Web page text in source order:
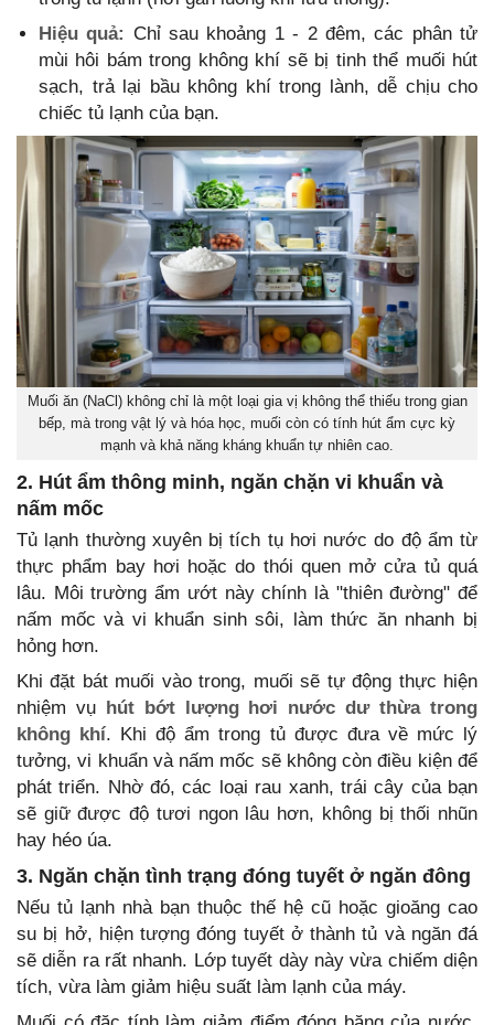
Hiệu quả: Chỉ sau khoảng 1 - 2 đêm, các phân tử
mùi hôi bám trong không khí sẽ bị tinh thể muối hút
sạch, trả lại bầu không khí trong lành, dễ chịu cho
chiếc tủ lạnh của bạn.
Muối ăn (NaCl) không chỉ là một loại gia vị không thể thiếu trong gian
bếp, mà trong vật lý và hóa học, muối còn có tính hút ẩm cực kỳ
mạnh và khả năng kháng khuẩn tự nhiên cao.
2. Hút ẩm thông minh, ngăn chặn vi khuẩn và
nấm mốc
Tủ lạnh thường xuyên bị tích tụ hơi nước do độ ẩm từ
thực phẩm bay hơi hoặc do thói quen mở cửa tủ quá
lâu. Môi trường ẩm ướt này chính là "thiên đường" để
nấm mốc và vi khuẩn sinh sôi, làm thức ăn nhanh bị
hỏng hơn.
Khi đặt bát muối vào trong, muối sẽ tự động thực hiện
nhiệm vụ hút bớt lượng hơi nước dư thừa trong
không khí. Khi độ ẩm trong tủ được đưa về mức lý
tưởng, vi khuẩn và nấm mốc sẽ không còn điều kiện để
phát triển. Nhờ đó, các loại rau xanh, trái cây của bạn
sẽ giữ được độ tươi ngon lâu hơn, không bị thối nhũn
hay héo úa.
3. Ngăn chặn tình trạng đóng tuyết ở ngăn đông
Nếu tủ lạnh nhà bạn thuộc thế hệ cũ hoặc gioăng cao
su bị hở, hiện tượng đóng tuyết ở thành tủ và ngăn đá
sẽ diễn ra rất nhanh. Lớp tuyết dày này vừa chiếm diện
tích, vừa làm giảm hiệu suất làm lạnh của máy.